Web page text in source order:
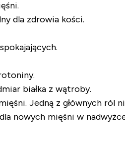
dla zdrowia kości.
białka z wątroby.
Jedną z głównych ról
nowych mięśni w